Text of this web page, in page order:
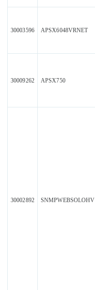
30003596 APSX6048VRNET
30009262 APSX750
30002892 SNMPWEBSOLOHV